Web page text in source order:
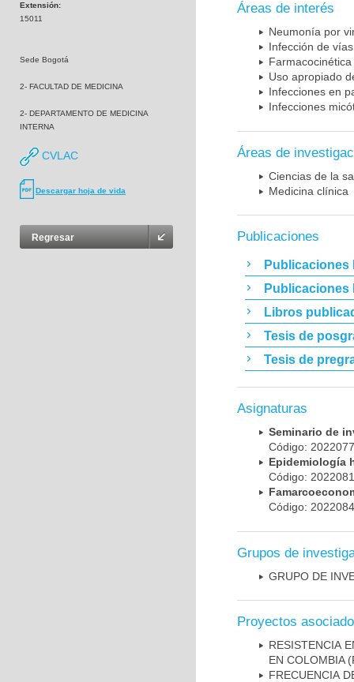
Extensión:
15011
Sede Bogotá
2- FACULTAD DE MEDICINA
2- DEPARTAMENTO DE MEDICINA
INTERNA
CVLAC
Descargar hoja de vida
Regresar
Áreas de interés
Neumonía por
Infección de
Uso apropiado
Infecciones en
Infecciones
Áreas de
Ciencias de la
Medicina clínica
Publicaciones
Publicaciones
Publicaciones
Libros
Tesis de
Tesis de
Asignaturas
Seminario de
Código:
Epidemiología
Código:
Código:
Grupos de
GRUPO DE
Proyectos
RESISTENCIA
EN COLOMBIA
FRECUENCIA